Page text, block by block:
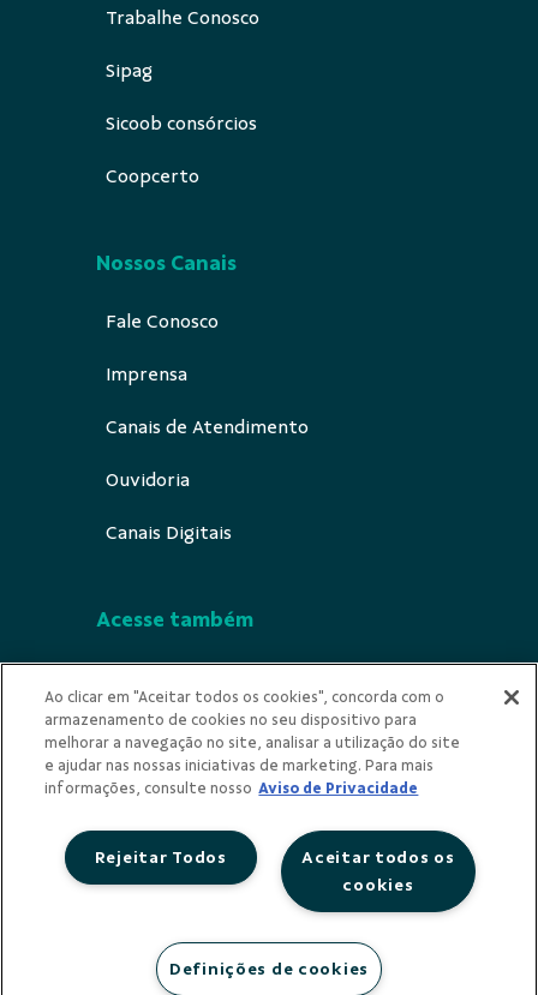
Trabalhe Conosco
Sipag
Sicoob consórcios
Coopcerto
Nossos Canais
Fale Conosco
Imprensa
Canais de Atendimento
Ouvidoria
Canais Digitais
Acesse também
Indícios de Ilícitude
Privacidade
Ao clicar em "Aceitar todos os cookies", concorda com o
armazenamento de cookies no seu dispositivo para
melhorar a navegação no site, analisar a utilização do site
e ajudar nas nossas iniciativas de marketing. Para mais
informações, consulte nosso Aviso de Privacidade
Aceitar todos os
cookies
Rejeitar Todos
Definições de cookies